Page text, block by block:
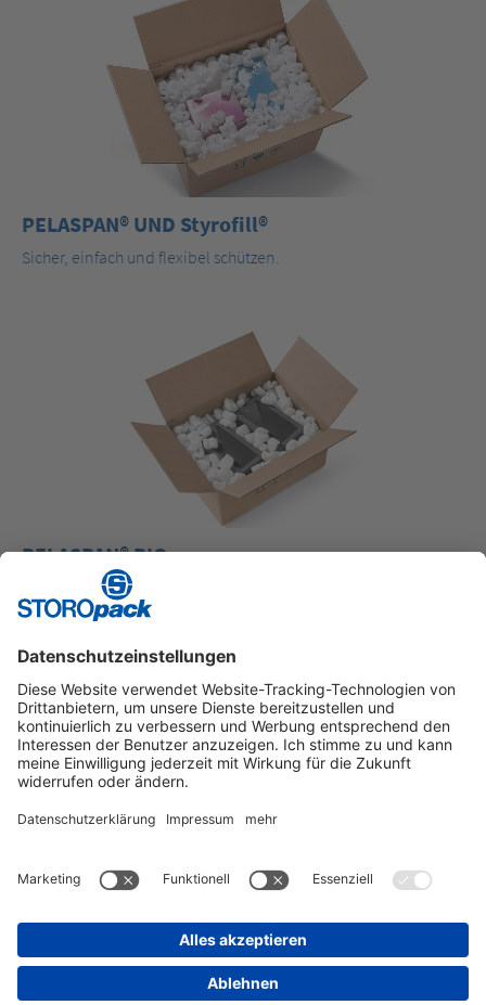
PELASPAN® UND Styrofill®
Sicher, einfach und flexibel schützen.
PELASPAN® BIO
Schüttbares Polstermaterial aus Pflanzenstärke.
Instagram LinkedIn Vimeo
YouTube Glassdoor
Kununu
IMPRESSUM
ALLGEMEINE GESCHÄFTS­BEDINGUNGEN